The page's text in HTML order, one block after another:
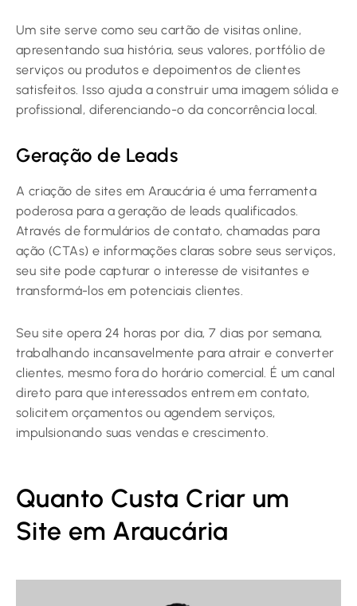
Um site serve como seu cartão de visitas online,
apresentando sua história, seus valores, portfólio de
serviços ou produtos e depoimentos de clientes
satisfeitos. Isso ajuda a construir uma imagem sólida e
profissional, diferenciando-o da concorrência local.
Geração de Leads
A criação de sites em Araucária é uma ferramenta
poderosa para a geração de leads qualificados.
Através de formulários de contato, chamadas para
ação (CTAs) e informações claras sobre seus serviços,
seu site pode capturar o interesse de visitantes e
transformá-los em potenciais clientes.
Seu site opera 24 horas por dia, 7 dias por semana,
trabalhando incansavelmente para atrair e converter
clientes, mesmo fora do horário comercial. É um canal
direto para que interessados entrem em contato,
solicitem orçamentos ou agendem serviços,
impulsionando suas vendas e crescimento.
Quanto Custa Criar um
Site em Araucária